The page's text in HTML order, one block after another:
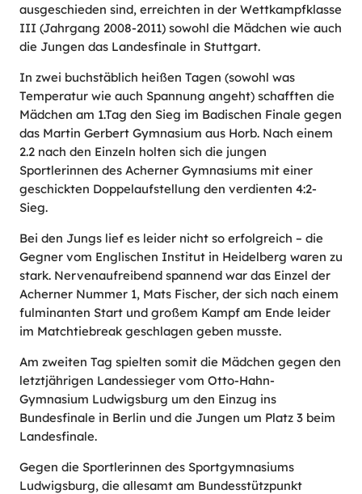
ausgeschieden sind, erreichten in der Wettkampfklasse
III (Jahrgang 2008-2011) sowohl die Mädchen wie auch
die Jungen das Landesfinale in Stuttgart.
In zwei buchstäblich heißen Tagen (sowohl was
Temperatur wie auch Spannung angeht) schafften die
Mädchen am 1.Tag den Sieg im Badischen Finale gegen
das Martin Gerbert Gymnasium aus Horb. Nach einem
2.2 nach den Einzeln holten sich die jungen
Sportlerinnen des Acherner Gymnasiums mit einer
geschickten Doppelaufstellung den verdienten 4:2-
Sieg.
Bei den Jungs lief es leider nicht so erfolgreich – die
Gegner vom Englischen Institut in Heidelberg waren zu
stark. Nervenaufreibend spannend war das Einzel der
Acherner Nummer 1, Mats Fischer, der sich nach einem
fulminanten Start und großem Kampf am Ende leider
im Matchtiebreak geschlagen geben musste.
Am zweiten Tag spielten somit die Mädchen gegen den
letztjährigen Landessieger vom Otto-Hahn-
Gymnasium Ludwigsburg um den Einzug ins
Bundesfinale in Berlin und die Jungen um Platz 3 beim
Landesfinale.
Gegen die Sportlerinnen des Sportgymnasiums
Ludwigsburg, die allesamt am Bundesstützpunkt